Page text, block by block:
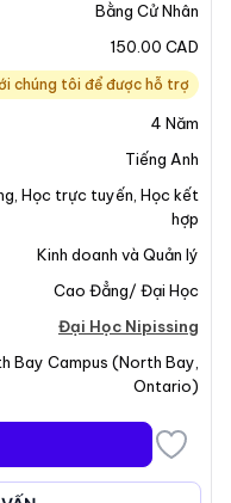
Trình
thông qua
tại Đại Học Nipissing
các sinh viên tốt
được chọn.
vực kinh doanh, bằng
doanh, hoặc bằng
ngắn thời gian học
Mại. Kể từ khi ra
đã được thiết kế để
tiếp tục học tập
cung cấp sự linh
việc học và các
Bằng Cử Nhân
150.00 CAD
chúng tôi để được hỗ trợ
4 Năm
Tiếng Anh
Học trực tuyến Học kết
hợp
Kinh doanh và Quản lý
Cao Đẳng/ Đại Học
Đại Học Nipissing
Bay Campus (North Bay
Ontario)